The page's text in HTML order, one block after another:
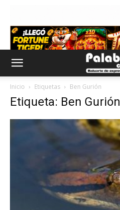
Inicio Etiquetas Ben Gurión
Etiqueta: Ben Gurión